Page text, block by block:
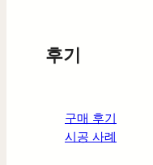
후기
구매 후기
시공 사례